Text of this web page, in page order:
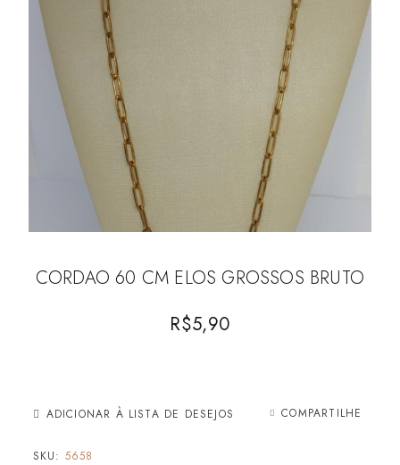
CORDAO 60 CM ELOS GROSSOS BRUTO
R$5,90
ADICIONAR À LISTA DE DESEJOS COMPARTILHE
SKU: 5658